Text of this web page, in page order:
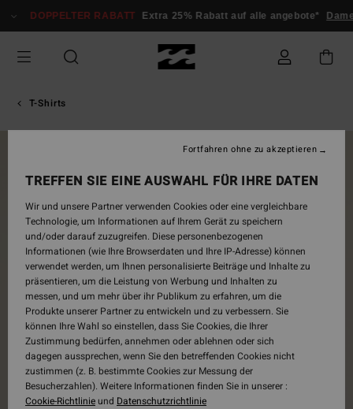
zur
springen
DOPPELTER RABATT Extra 25% Rabatt auf alle angebote*
T-Shirts
TREFFEN SIE EINE AUSWAHL FÜR IHRE DATEN
Wir und unsere Partner verwenden Cookies oder eine vergleichbare
Technologie, um Informationen auf Ihrem Gerät zu speichern
und/oder darauf zuzugreifen. Diese personenbezogenen
Informationen (wie Ihre Browserdaten und Ihre IP-Adresse) können
verwendet werden, um Ihnen personalisierte Beiträge und Inhalte zu
präsentieren, um die Leistung von Werbung und Inhalten zu
messen, und um mehr über ihr Publikum zu erfahren, um die
Produkte unserer Partner zu entwickeln und zu verbessern. Sie
können Ihre Wahl so einstellen, dass Sie Cookies, die Ihrer
Zustimmung bedürfen, annehmen oder ablehnen oder sich
dagegen aussprechen, wenn Sie den betreffenden Cookies nicht
zustimmen (z. B. bestimmte Cookies zur Messung der
Besucherzahlen). Weitere Informationen finden Sie in unserer :
Cookie-Richtlinieund Datenschutzrichtlinie
Fortfahren ohne zu akzeptieren